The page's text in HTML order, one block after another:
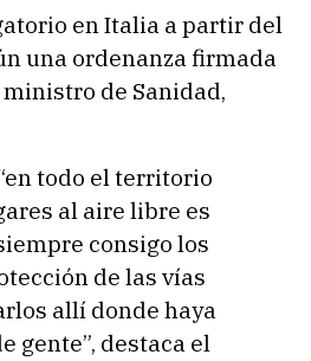
en Italia a partir del
una ordenanza firmada
de Sanidad,
todo el territorio
al aire libre es
consigo los
de las vías
allí donde haya
gente”, destaca el